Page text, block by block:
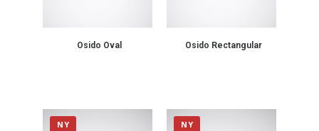
Osido Oval Osido Rectangular
NY NY